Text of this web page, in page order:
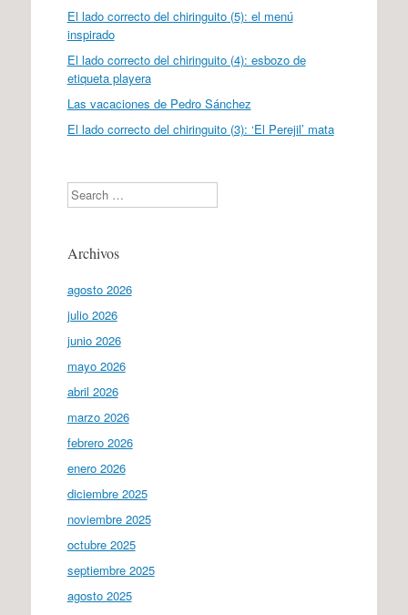
El lado correcto del chiringuito (5): el menú
inspirado
El lado correcto del chiringuito (4): esbozo de
etiqueta playera
Las vacaciones de Pedro Sánchez
El lado correcto del chiringuito (3): ‘El Perejil’ mata
Search
Archivos
agosto 2026
julio 2026
junio 2026
mayo 2026
abril 2026
marzo 2026
febrero 2026
enero 2026
diciembre 2025
noviembre 2025
octubre 2025
septiembre 2025
agosto 2025